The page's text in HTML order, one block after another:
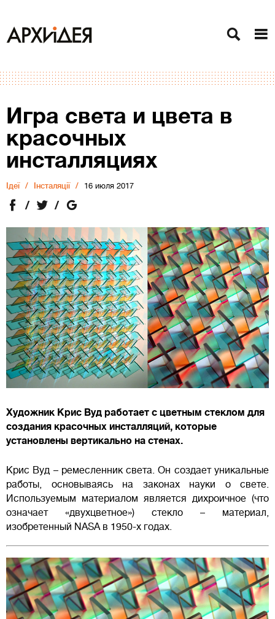
Игра света и цвета в
красочных
инсталляциях
Ідеї Інсталяції 16 июля 2017
Художник Крис Вуд работает с цветным стеклом для
создания красочных инсталляций, которые
установлены вертикально на стенах.
Крис Вуд – ремесленник света. Он создает уникальные
работы, основываясь на законах науки о свете.
Используемым материалом является дихроичное (что
означает «двухцветное») стекло – материал,
изобретенный NASA в 1950-х годах.